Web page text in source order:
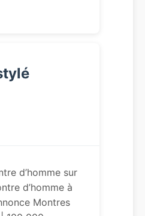
d’homme sur
d’homme à
Montres